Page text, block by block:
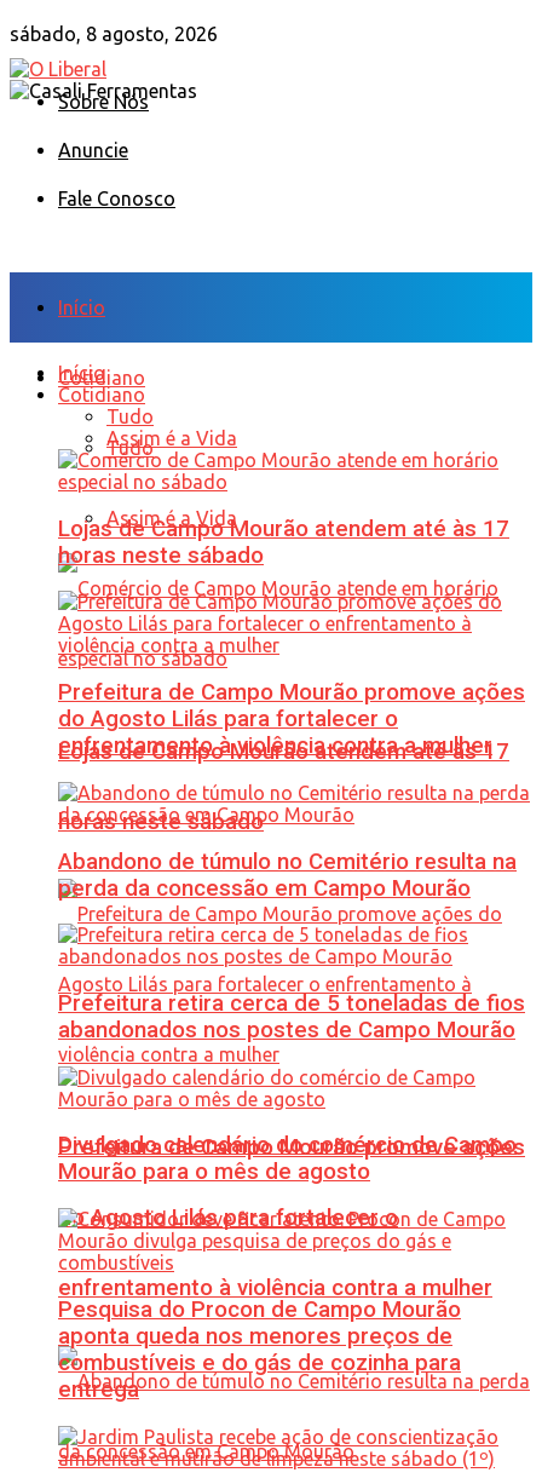
sábado, 8 agosto, 2026
Sobre Nós
Anuncie
Fale Conosco
Início
Cotidiano
Tudo
Assim é a Vida
Lojas de Campo Mourão atendem até às 17
horas neste sábado
Prefeitura de Campo Mourão promove ações
do Agosto Lilás para fortalecer o
enfrentamento à violência contra a mulher
Início
Cotidiano
Tudo
Assim é a Vida
Lojas de Campo Mourão atendem até às 17
horas neste sábado
Prefeitura de Campo Mourão promove ações
do Agosto Lilás para fortalecer o
enfrentamento à violência contra a mulher
Abandono de túmulo no Cemitério resulta na
perda da concessão em Campo Mourão
Prefeitura retira cerca de 5 toneladas de fios
abandonados nos postes de Campo Mourão
Divulgado calendário do comércio de Campo
Mourão para o mês de agosto
Pesquisa do Procon de Campo Mourão
aponta queda nos menores preços de
combustíveis e do gás de cozinha para
entrega